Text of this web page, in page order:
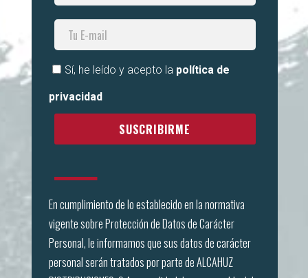
Sí, he leído y acepto la política de
privacidad
En cumplimiento de lo establecido en la normativa
vigente sobre Protección de Datos de Carácter
Personal, le informamos que sus datos de carácter
personal serán tratados por parte de ALCAHUZ